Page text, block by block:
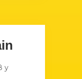
у